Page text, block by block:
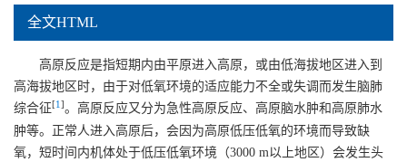
全文HTML
高原反应是指短期内由平原进入高原，或由低海拔地区进入到
高海拔地区时，由于对低氧环境的适应能力不全或失调而发生脑肺
综合征[1 ]。高原反应又分为急性高原反应、高原脑水肿和高原肺水
肿等。正常人进入高原后，会因为高原低压低氧的环境而导致缺
氧，短时间内机体处于低压低氧环境（3000 m以上地区）会发生头